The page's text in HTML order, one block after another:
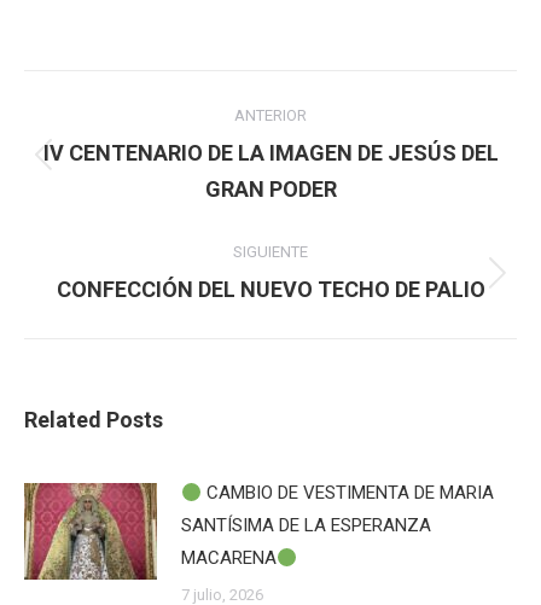
entre
ANTERIOR
anterior:
IV CENTENARIO DE LA IMAGEN DE JESÚS DEL
GRAN PODER
SIGUIENTE
Publicación
CONFECCIÓN DEL NUEVO TECHO DE PALIO
Related Posts
CAMBIO DE VESTIMENTA DE MARIA
SANTÍSIMA DE LA ESPERANZA
MACARENA
7 julio, 2026